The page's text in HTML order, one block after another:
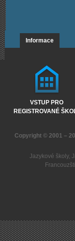
Informace
VSTUP PRO
REGISTROVANÉ
Copyright © 2001 –
Jazykové školy,